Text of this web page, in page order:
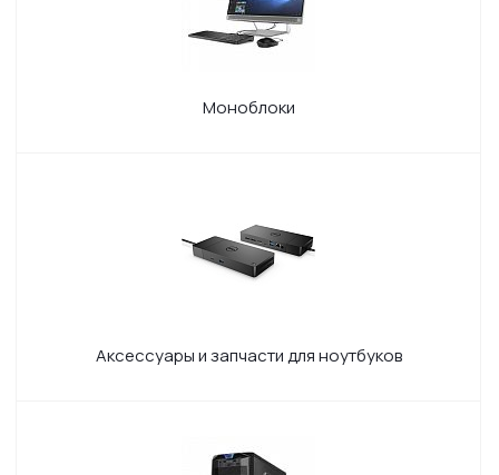
Моноблоки
Аксессуары и запчасти для ноутбуков